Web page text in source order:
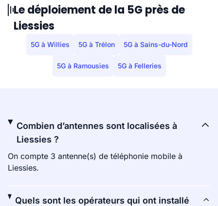
Le déploiement de la 5G près de
Liessies
5G à Willies 5G à Trélon 5G à Sains-du-Nord
5G à Ramousies 5G à Felleries
Combien d’antennes sont localisées à
Liessies ?
On compte 3 antenne(s) de téléphonie mobile à
Liessies.
Quels sont les opérateurs qui ont installé